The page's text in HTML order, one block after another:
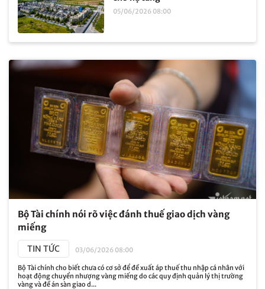
05/06/2026 08:00
Bộ Tài chính nói rõ việc đánh thuế giao dịch vàng
miếng
TIN TỨC 03/06/2026 08:00
Bộ Tài chính cho biết chưa có cơ sở để đề xuất áp thuế thu nhập cá nhân với
hoạt động chuyển nhượng vàng miếng do các quy định quản lý thị trường
vàng và đề án sàn giao d...